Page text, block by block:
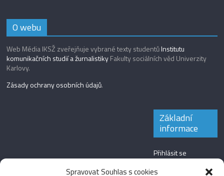
Spravovat Souhlas s cookies
O webu
Web Média IKSŽ zveřejňuje vybrané texty studentůInstitutu
komunikačních studií a žurnalistikyFakulty sociálních věd Univerzity
Karlovy.
Zásady ochrany osobních údajů.
Základní
informace
Přihlásit se
Zdroj kanálů